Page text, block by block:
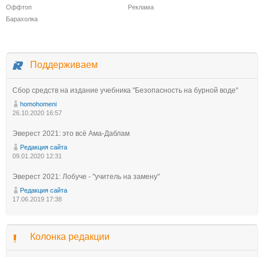
Оффтоп
Реклама
Барахолка
Поддерживаем
Сбор средств на издание учебника "Безопасность на бурной воде"
homohomeni
26.10.2020 16:57
Эверест 2021: это всё Ама-Даблам
Редакция сайта
09.01.2020 12:31
Эверест 2021: Лобуче - "учитель на замену"
Редакция сайта
17.06.2019 17:38
Колонка редакции